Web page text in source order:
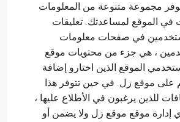
مجموعة متنوعة من المعلومات
في الموقع لمساعدتك. تعليقات
في صفحات معلومات
، هي جزء من محتويات موقع
الموقع الذين اختارو إضافة
على موقع زل. في حين تتوفر هذا
للذين يرغبون في الأطلاع عليها ،
إدارة موقع موقع زل ولا يضمن أو